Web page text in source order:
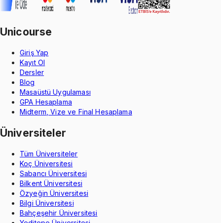
Unicourse
Giriş Yap
Kayıt Ol
Dersler
Blog
Masaüstü Uygulaması
GPA Hesaplama
Midterm, Vize ve Final Hesaplama
Üniversiteler
Tüm Üniversiteler
Koç Üniversitesi
Sabancı Üniversitesi
Bilkent Üniversitesi
Özyeğin Üniversitesi
Bilgi Üniversitesi
Bahçeşehir Üniversitesi